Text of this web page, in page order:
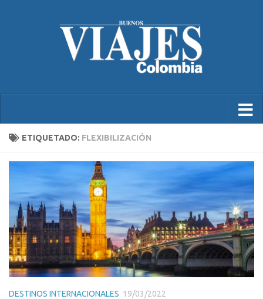
ETIQUETADO: FLEXIBILIZACIÓN
DESTINOS INTERNACIONALES 19/03/2022